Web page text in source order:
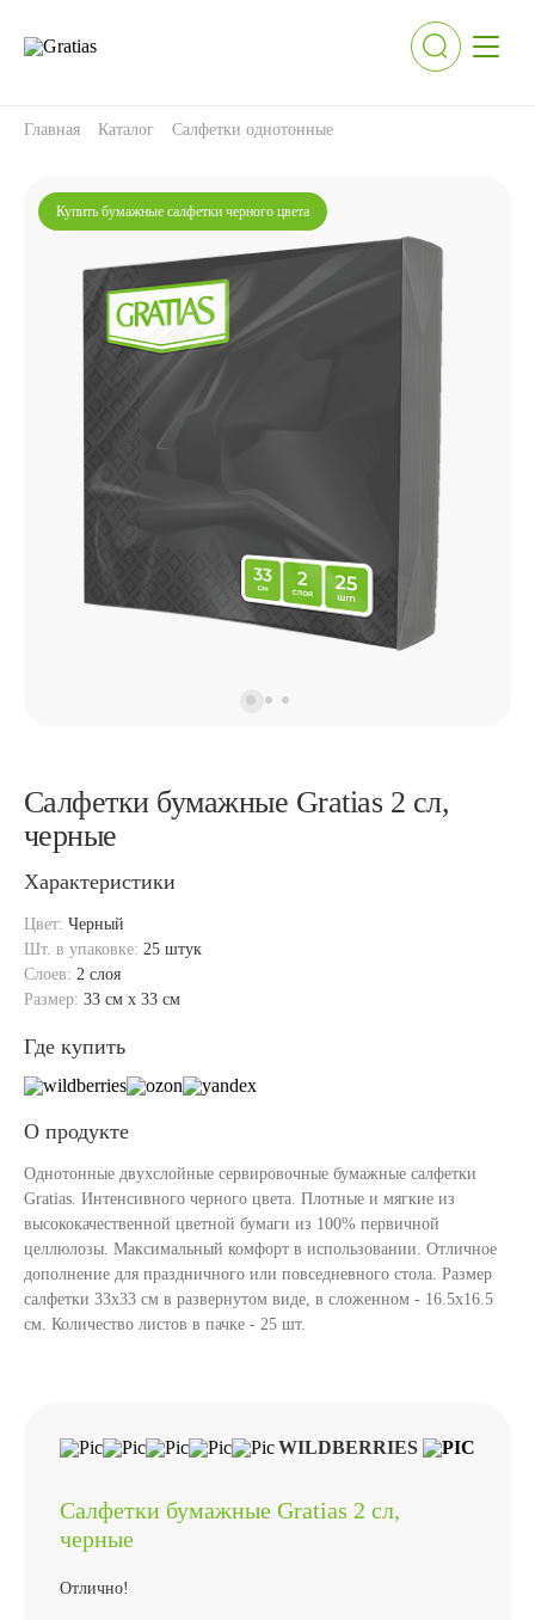
Главная Каталог Салфетки однотонные
Купить бумажные салфетки черного цвета
Салфетки бумажные Gratias 2 сл,
черные
Характеристики
Цвет: Черный
Шт. в упаковке: 25 штук
Слоев: 2 слоя
Размер: 33 см x 33 см
Где купить
О продукте
Однотонные двухслойные сервировочные бумажные салфетки
Gratias. Интенсивного черного цвета. Плотные и мягкие из
высококачественной цветной бумаги из 100% первичной
целлюлозы. Максимальный комфорт в использовании. Отличное
дополнение для праздничного или повседневного стола. Размер
салфетки 33х33 см в развернутом виде, в сложенном - 16.5х16.5
см. Количество листов в пачке - 25 шт.
WILDBERRIES
Салфетки бумажные Gratias 2 сл,
черные
Отлично!